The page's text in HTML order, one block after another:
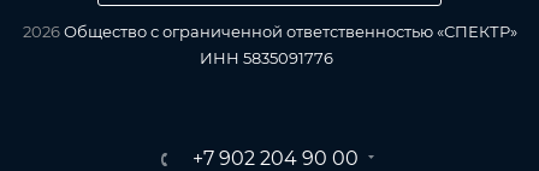
2026Общество с ограниченной ответственностью «СПЕКТР»
ИНН 5835091776
+7 902 204 90 00